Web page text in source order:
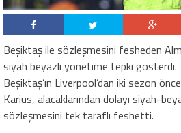
Beşiktaş ile sözleşmesini fesheden
siyah beyazlı yönetime tepki gösterdi.
Beşiktaş’ın Liverpool’dan iki sezon
Karius, alacaklarından dolayı siyah-
sözleşmesini tek taraflı feshetti.